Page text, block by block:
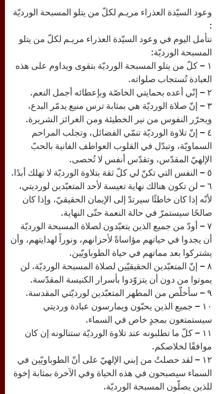
p
p
g
e
o
k
r
وعود السيّدة العذراء مريـم لكلّ من يتلو المسبحة الورديّة
:
نتأمل اليوم في وعود السيّدة العذراء مريـم لكلّ من يتلو
المسبحة الورديّة:
١ – كلّ من يتلو المسبحة الورديّة بتقوى ويداوم على هذه
العبادة تُستجاب صلواته.
٢ – إنّي أعده بحمايتي الخاصّة وبإعطائه أجمل النعم.
٣ – إنّ صلاة الورديّة هي بمثابة ترس منيع يدمّر البدع،
ويحرّر النفوس من نير الخطيئة ومن الغرائز الشريرة.
٤ – إنّ تلاوة الورديّة تنمّي الفضائل، وتجلب المراحم
السماويّة، وتبدّل في القلوب العواطف الفانية بالحبّ
الإلهيّ المقدّس، وتقدّس أنفس لا تُحصى.
٥ – النفس التي تكنّ لي كلّ ثقة بتلاوة الورديّة لا تهلك أبدًا.
٦ – لن تكون هنالك نهاية تعيسة لأحد المتعبّدين لورديتي،
لأنّه إذا كان خاطئًا سيرتدّ إلى الإيمان الحقيقيّ، وإذا كان
صالحًا سيستمرّ في حالة النعمة حتّى النهاية.
٧ – أودّ من جميع الذين يتعبّدون لصلاة المسبحة الورديّة
أن يجدوا في حياتهم مؤاساةً لأحزانهم، ونوراً لهدايتهم، وأن
يشتركوا بعد مماتهم في حياة الطوباويّين.
٨ – إنّ المتعبّدين الحقيقيّين لصلاة المسبحة الورديّة، لن
يموتوا من دون أن يتزوّدوا بأسرار الكنيسة المقدّسة.
٩ – سأخلّص من المطهر المتعبّدين لورديّتي المقدسة.
١٠ – جميع الذين يحبّون ويمارسون عبادة ورديتي
سيستمتعون بمجدٍ خاص في السماء.
١١ – كلّ ما تطلبونه عند تلاوة الورديّة ستنالونه إن كان
موافقًا لخلاصكم.
١٢ – لقد حصلتُ من إبني الإلهيّ على أنّ الطوباويّين في
السماء سيصبحون في هذه الحياة وفي الآخرة بمثابة إخوة
للذين يصلّون المسبحة الورديّة.